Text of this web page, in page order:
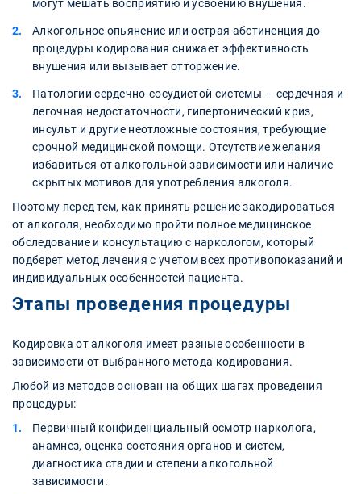
могут мешать восприятию и усвоению внушения.
Алкогольное опьянение или острая абстиненция до
процедуры кодирования снижает эффективность
внушения или вызывает отторжение.
Патологии сердечно-сосудистой системы — сердечная и
легочная недостаточности, гипертонический криз,
инсульт и другие неотложные состояния, требующие
срочной медицинской помощи. Отсутствие желания
избавиться от алкогольной зависимости или наличие
скрытых мотивов для употребления алкоголя.
Поэтому перед тем, как принять решение закодироваться
от алкоголя, необходимо пройти полное медицинское
обследование и консультацию с наркологом, который
подберет метод лечения с учетом всех противопоказаний и
индивидуальных особенностей пациента.
Этапы проведения процедуры
Кодировка от алкоголя имеет разные особенности в
зависимости от выбранного метода кодирования.
Любой из методов основан на общих шагах проведения
процедуры:
Первичный конфиденциальный осмотр нарколога,
анамнез, оценка состояния органов и систем,
диагностика стадии и степени алкогольной
зависимости.